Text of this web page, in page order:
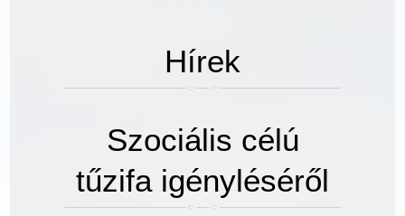
Hírek
Szociális célú
tűzifa igényléséről